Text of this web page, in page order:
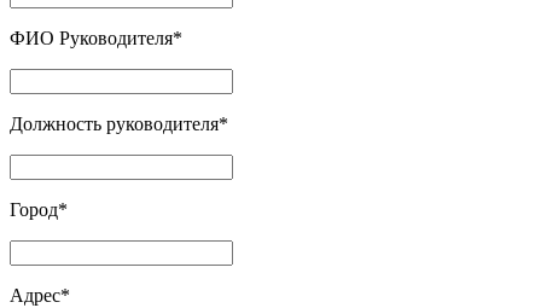
ФИО Руководителя*
Должность руководителя*
Город*
Адрес*